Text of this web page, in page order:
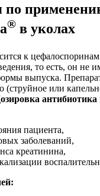
по
® в уколах
к
то есть, он не
выпуска.
(струйное или
антибиотика
пациента,
заболеваний,
креатинина,